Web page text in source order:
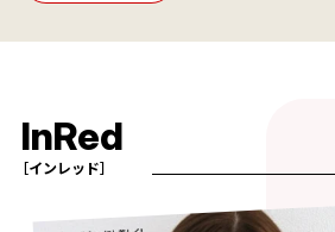
InRed
［インレッド］